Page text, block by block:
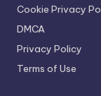
Cookie Privacy
DMCA
Privacy Policy
Terms of Use